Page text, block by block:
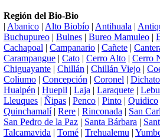
Región del Bio-Bio
| Abanico | Alto Biobío | Antihuala |
Buchupureo | Bulnes | Bureo Mamuleo |
Cachapoal | Campanario | Cañete |
Carampangue | Cato | Cerro Alto | Cerro
Chiguayante | Chillán | Chillán Viejo |
Coliumo | Concepción | Coronel | Dichato
Hualpén | Huepil | Laja | Laraquete | Lebu
Lleuques | Ñipas | Penco | Pinto | Quidico
Quinchamalí| Rere | Rinconada | San
San Pedro de la Paz | Santa Bárbara |
Talcamavida | Tomé | Trehualemu |